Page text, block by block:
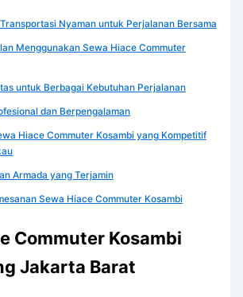
Nyaman untuk Perjalanan Bersama
Menggunakan Sewa Hiace Commuter
untuk Berbagai Kebutuhan Perjalanan
dan Berpengalaman
Hiace Commuter Kosambi yang Kompetitif
Armada yang Terjamin
Sewa Hiace Commuter Kosambi
Commuter Kosambi
Jakarta Barat